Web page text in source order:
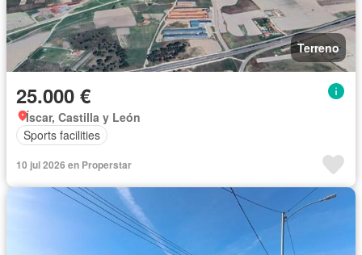
Terreno
25.000 €
Íscar, Castilla y León
Sports facilities
10 jul 2026 en Properstar